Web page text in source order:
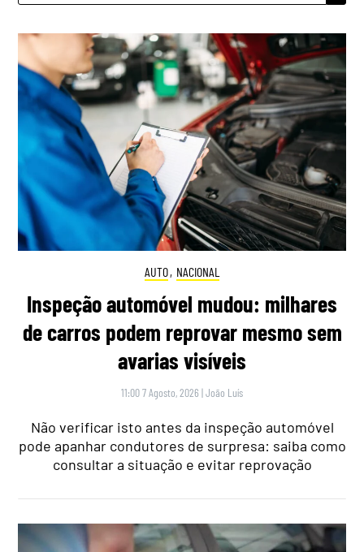
AUTO, NACIONAL
Inspeção automóvel mudou: milhares
de carros podem reprovar mesmo sem
avarias visíveis
11:00 7 Agosto, 2026 |João Luís
Não verificar isto antes da inspeção automóvel
pode apanhar condutores de surpresa: saiba como
consultar a situação e evitar reprovação